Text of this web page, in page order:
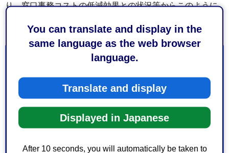
You can translate and display in the
same language as the web browser
language.
Translate and display
Displayed in Japanese
After 10 seconds, you will automatically be taken to
り、窓口事務コストの低減効果との状況等からこのように
観光文化・市民局戸籍管理課戸籍・住居表示係
葵区追手町5-1 静岡庁舎新館15階
電話番号：054-221-1480
ファックス番号：054-221-1538